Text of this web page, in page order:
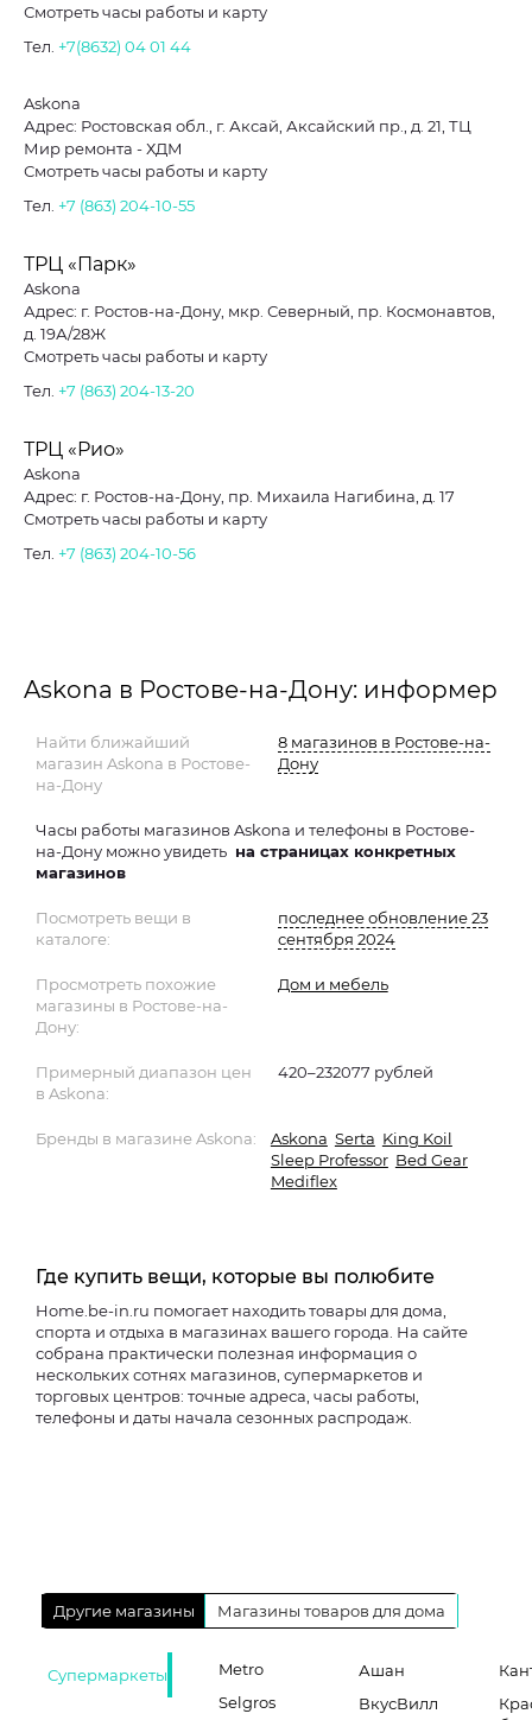
Смотреть часы работы и карту
Тел. +7(8632) 04 01 44
Askona
Адрес: Ростовская обл., г. Аксай, Аксайский пр., д. 21, ТЦ
Мир ремонта - ХДМ
Смотреть часы работы и карту
Тел. +7 (863) 204-10-55
ТРЦ «Парк»
Askona
Адрес: г. Ростов-на-Дону, мкр. Северный, пр. Космонавтов,
д. 19А/28Ж
Смотреть часы работы и карту
Тел. +7 (863) 204-13-20
ТРЦ «Рио»
Askona
Адрес: г. Ростов-на-Дону, пр. Михаила Нагибина, д. 17
Смотреть часы работы и карту
Тел. +7 (863) 204-10-56
Askona в Ростове-на-Дону: информер
Найти ближайший
магазин Askona в Ростове-
на-Дону
8 магазинов в Ростове-на-
Дону
Часы работы магазинов Askona и телефоны в Ростове-
на-Дону можно увидеть на страницах конкретных
магазинов
Посмотреть вещи в
каталоге:
последнее обновление 23
сентября 2024
Просмотреть похожие
магазины в Ростове-на-
Дону:
Дом и мебель
Примерный диапазон цен
в Askona:
420–232077 рублей
Бренды в магазине Askona: Askona Serta King Koil
Sleep Professor Bed Gear
Mediflex
Где купить вещи, которые вы полюбите
Home.be-in.ru помогает находить товары для дома,
спорта и отдыха в магазинах вашего города. На сайте
собрана практически полезная информация о
нескольких сотнях магазинов, супермаркетов и
торговых центров: точные адреса, часы работы,
телефоны и даты начала сезонных распродаж.
Другие магазины Магазины товаров для дома
Супермаркеты
Metro
Selgros
Ашан
ВкусВилл